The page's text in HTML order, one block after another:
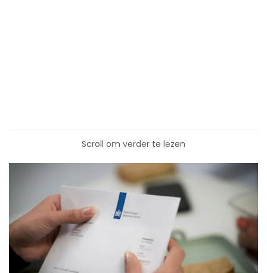
Scroll om verder te lezen